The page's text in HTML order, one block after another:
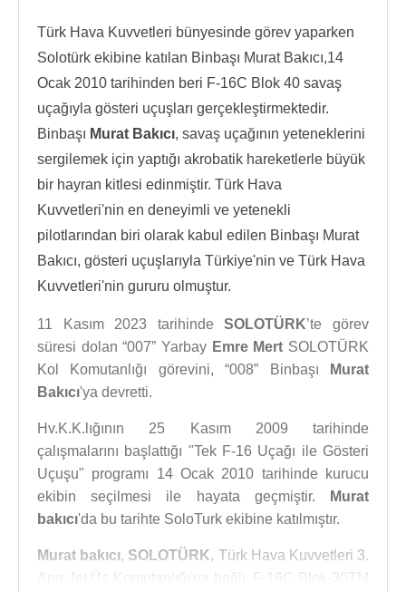
Türk Hava Kuvvetleri bünyesinde görev yaparken
Solotürk ekibine katılan Binbaşı Murat Bakıcı,14
Ocak 2010 tarihinden beri F-16C Blok 40 savaş
uçağıyla gösteri uçuşları gerçekleştirmektedir.
Binbaşı Murat Bakıcı, savaş uçağının yeteneklerini
sergilemek için yaptığı akrobatik hareketlerle büyük
bir hayran kitlesi edinmiştir. Türk Hava
Kuvvetleri'nin en deneyimli ve yetenekli
pilotlarından biri olarak kabul edilen Binbaşı Murat
Bakıcı, gösteri uçuşlarıyla Türkiye'nin ve Türk Hava
Kuvvetleri'nin gururu olmuştur.
11 Kasım 2023 tarihindeSOLOTÜRK’te görev
süresi dolan “007” Yarbay Emre Mert SOLOTÜRK
Kol Komutanlığı görevini, “008” Binbaşı
Murat
Bakıcı'ya devretti.
Hv.K.K.lığının 25 Kasım 2009 tarihinde
çalışmalarını başlattığı "Tek F-16 Uçağı ile Gösteri
Uçuşu" programı 14 Ocak 2010 tarihinde kurucu
ekibin seçilmesi ile hayata geçmiştir.
Murat
bakıcı'da bu tarihte SoloTurk ekibine katılmıştır.
Murat bakıcı, SOLOTÜRK, Türk Hava Kuvvetleri 3.
Ana Jet Üs Komutanlığı'na bağlı, F-16C Blok-30TM